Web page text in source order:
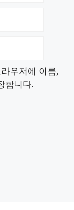
우저에 이름,
합니다.